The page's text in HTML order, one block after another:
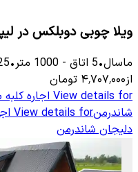
ویلا چوبی دوبلکس در
ماسال•
5 اتاق -
1000 متر•
از۴٬۷۰۷٬۰۰۰ تومان
View details for اجاره
شاندرمنView details for
دلیجان شاندرمن